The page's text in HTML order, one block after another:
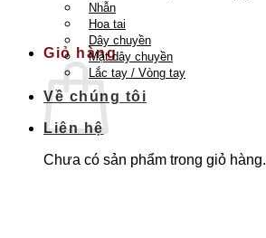
Quay trở lại cửa hàng
Giỏ hàng
Chưa có sản phẩm trong giỏ hàng.
Nhẫn
Hoa tai
Dây chuyền
Mặt dây chuyền
Lắc tay / Vòng tay
Về chúng tôi
Liên hệ